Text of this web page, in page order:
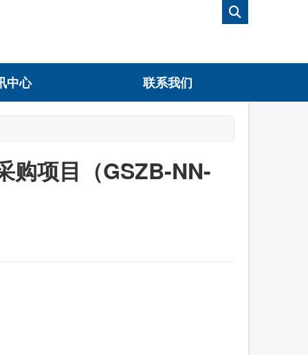
中心 联系我们
购项目（GSZB-NN-